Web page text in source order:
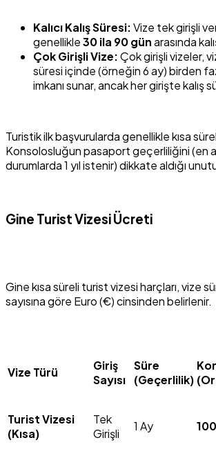
Kalıcı Kalış Süresi:Vize tek girişli
genellikle30 ila 90 günarasında
Çok Girişli Vize:Çok girişli vizeler,
süresi içinde (örneğin 6 ay) birden
imkanı sunar, ancak her girişte kalış
Turistik ilk başvurularda genellikle kısa
Konsolosluğun pasaport geçerliliğini (en
durumlarda 1 yıl istenir) dikkate aldığı
Gine Turist Vizesi Ücreti
Gine kısa süreli turist vizesi harçları, vize
sayısına göre Euro (€) cinsinden belirlenir.
Vize Türü
Giriş
Sayısı
Süre
(Geçerlilik)
Turist Vizesi
(Kısa)
Tek
Girişli
1 Ay